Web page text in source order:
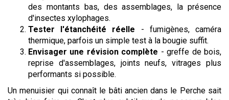
des montants bas, des assemblages, la présence
d'insectes xylophages.
Tester l'étanchéité réelle - fumigènes, caméra
thermique, parfois un simple test à la bougie suffit.
Envisager une révision complète - greffe de bois,
reprise d'assemblages, joints neufs, vitrages plus
performants si possible.
Un menuisier qui connaît le bâti ancien dans le Perche sait